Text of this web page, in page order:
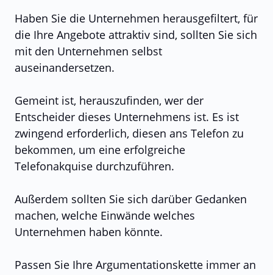
Haben Sie die Unternehmen herausgefiltert, für
die Ihre Angebote attraktiv sind, sollten Sie sich
mit den Unternehmen selbst
auseinandersetzen.
Gemeint ist, herauszufinden, wer der
Entscheider dieses Unternehmens ist. Es ist
zwingend erforderlich, diesen ans Telefon zu
bekommen, um eine erfolgreiche
Telefonakquise durchzuführen.
Außerdem sollten Sie sich darüber Gedanken
machen, welche Einwände welches
Unternehmen haben könnte.
Passen Sie Ihre Argumentationskette immer an